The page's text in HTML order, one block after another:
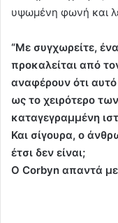
υψωμένη φωνή και
“Με συγχωρείτε,
προκαλείται από
αναφέρουν ότι
ως το χειρότερο
καταγεγραμμένη
Και σίγουρα, ο
έτσι δεν είναι;
Ο Corbyn απαντά με